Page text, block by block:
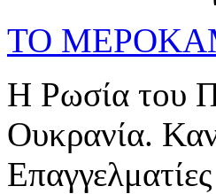
ΤΟ
Η Ρωσία του
Ουκρανία.